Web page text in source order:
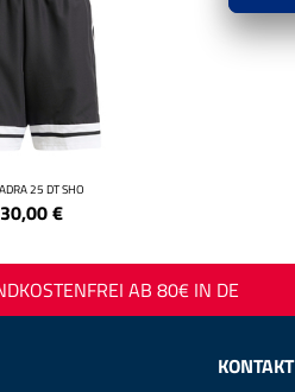
25 DT SHO
30,00€
AB 80€ IN DE
KONTAKT